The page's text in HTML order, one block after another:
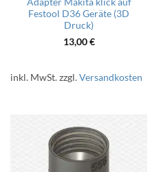
Festool D36 Geräte (3D
Druck)
13,00€
inkl. MwSt.zzgl.Versandkosten